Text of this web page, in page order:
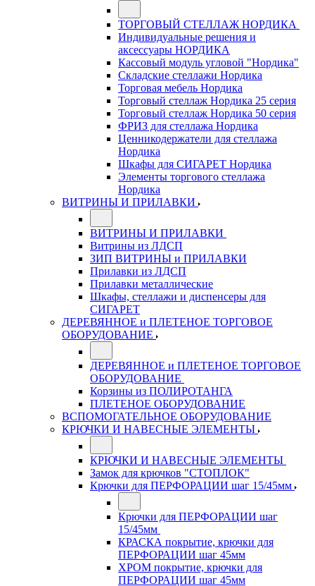
ТОРГОВЫЙ СТЕЛЛАЖ НОРДИКА
Индивидуальные решения и
аксессуары НОРДИКА
Кассовый модуль угловой "Нордика"
Складские стеллажи Нордика
Торговая мебель Нордика
Торговый стеллаж Нордика 25 серия
Торговый стеллаж Нордика 50 серия
ФРИЗ для стеллажа Нордика
Ценникодержатели для стеллажа
Нордика
Шкафы для СИГАРЕТ Нордика
Элементы торгового стеллажа
Нордика
ВИТРИНЫ И ПРИЛАВКИ
ВИТРИНЫ И ПРИЛАВКИ
Витрины из ЛДСП
ЗИП ВИТРИНЫ и ПРИЛАВКИ
Прилавки из ЛДСП
Прилавки металлические
Шкафы, стеллажи и диспенсеры для
СИГАРЕТ
ДЕРЕВЯННОЕ и ПЛЕТЕНОЕ ТОРГОВОЕ
ОБОРУДОВАНИЕ
ДЕРЕВЯННОЕ и ПЛЕТЕНОЕ ТОРГОВОЕ
ОБОРУДОВАНИЕ
Корзины из ПОЛИРОТАНГА
ПЛЕТЕНОЕ ОБОРУДОВАНИЕ
ВСПОМОГАТЕЛЬНОЕ ОБОРУДОВАНИЕ
КРЮЧКИ И НАВЕСНЫЕ ЭЛЕМЕНТЫ
КРЮЧКИ И НАВЕСНЫЕ ЭЛЕМЕНТЫ
Замок для крючков "СТОПЛОК"
Крючки для ПЕРФОРАЦИИ шаг 15/45мм
Крючки для ПЕРФОРАЦИИ шаг
15/45мм
КРАСКА покрытие, крючки для
ПЕРФОРАЦИИ шаг 45мм
ХРОМ покрытие, крючки для
ПЕРФОРАЦИИ шаг 45мм